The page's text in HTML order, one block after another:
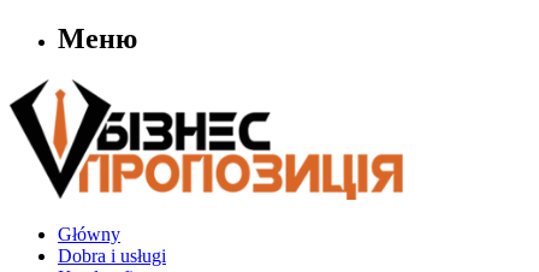
Меню
Główny
Dobra i usługi